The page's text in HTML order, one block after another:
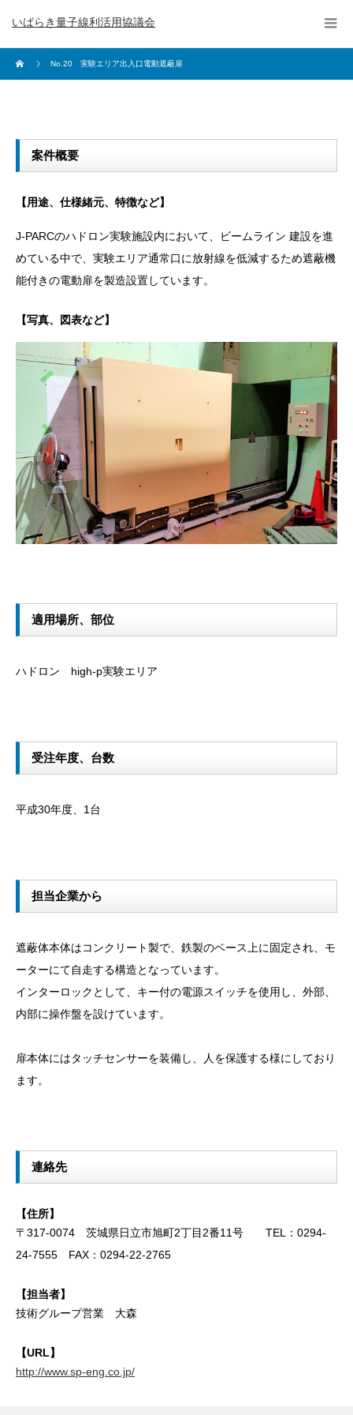
いばらき量子線利活用協議会
No.20 実験エリア出入口電動遮蔽扉
案件概要
【用途、仕様緒元、特徴など】
J-PARCのハドロン実験施設内において、ビームライン 建設を進
めている中で、実験エリア通常口に放射線を低減するため遮蔽機
能付きの電動扉を製造設置しています。
【写真、図表など】
適用場所、部位
ハドロン high-p実験エリア
受注年度、台数
平成30年度、1台
担当企業から
遮蔽体本体はコンクリート製で、鉄製のベース上に固定され、モ
ーターにて自走する構造となっています。
インターロックとして、キー付の電源スイッチを使用し、外部、
内部に操作盤を設けています。
扉本体にはタッチセンサーを装備し、人を保護する様にしており
ます。
連絡先
【住所】
〒317-0074 茨城県日立市旭町2丁目2番11号 TEL：0294-
24-7555 FAX：0294-22-2765
【担当者】
技術グループ営業 大森
【URL】
http://www.sp-eng.co.jp/